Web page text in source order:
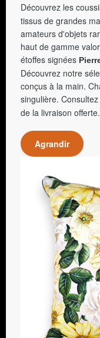
Découvrez les
tissus de grandes
amateurs d'objets
haut de gamme
étoffes signées
Découvrez notre
conçus à la main.
singulière.
de la livraison offerte.
Agrandir